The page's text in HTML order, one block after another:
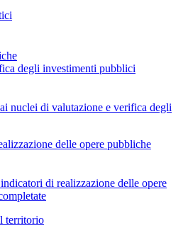
degli investimenti pubblici
nuclei di valutazione e verifica degli
delle opere pubbliche
di realizzazione delle opere
territorio